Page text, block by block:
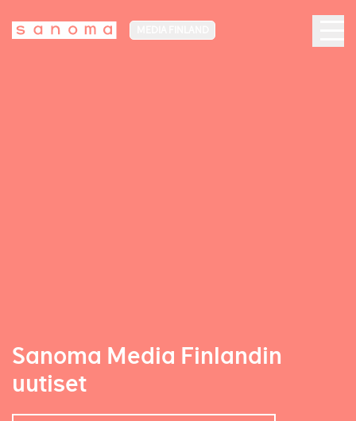
Sanoma Media Finlandin
uutiset